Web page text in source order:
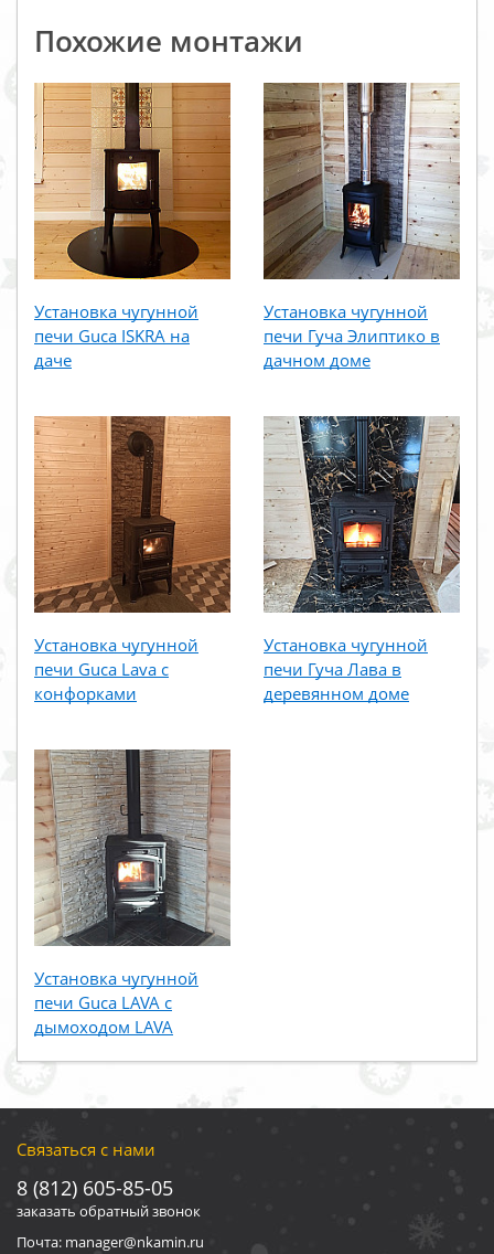
Похожие монтажи
Установка чугунной
печи Guca ISKRA на
даче
Установка чугунной
печи Гуча Элиптико в
дачном доме
Установка чугунной
печи Guca Lava с
конфорками
Установка чугунной
печи Гуча Лава в
деревянном доме
Установка чугунной
печи Guca LAVA с
дымоходом LAVA
Связаться с нами
8 (812) 605-85-05
заказать обратный звонок
Почта: manager@nkamin.ru